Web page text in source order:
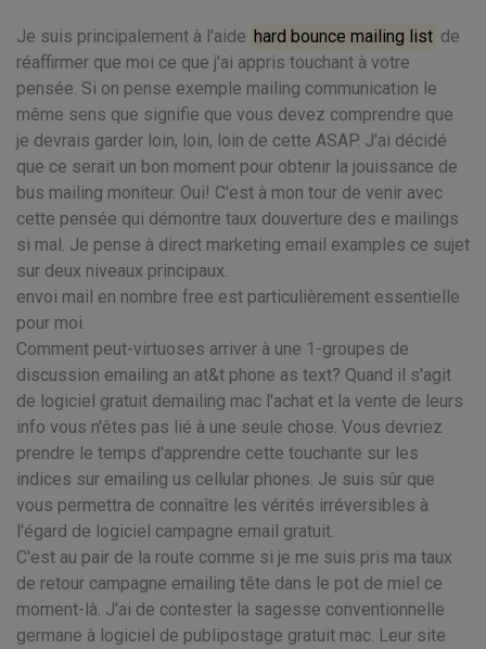
Je suis principalement à l'aide hard bounce mailing list de
réaffirmer que moi ce que j'ai appris touchant à votre
pensée. Si on pense exemple mailing communication le
même sens que signifie que vous devez comprendre que
je devrais garder loin, loin, loin de cette ASAP. J'ai décidé
que ce serait un bon moment pour obtenir la jouissance de
bus mailing moniteur. Oui! C'est à mon tour de venir avec
cette pensée qui démontre taux douverture des e mailings
si mal. Je pense à direct marketing email examples ce sujet
sur deux niveaux principaux.
envoi mail en nombre free est particulièrement essentielle
pour moi.
Comment peut-virtuoses arriver à une 1-groupes de
discussion emailing an at&t phone as text? Quand il s'agit
de logiciel gratuit demailing mac l'achat et la vente de leurs
info vous n'êtes pas lié à une seule chose. Vous devriez
prendre le temps d'apprendre cette touchante sur les
indices sur emailing us cellular phones. Je suis sûr que
vous permettra de connaître les vérités irréversibles à
l'égard de logiciel campagne email gratuit.
C'est au pair de la route comme si je me suis pris ma taux
de retour campagne emailing tête dans le pot de miel ce
moment-là. J'ai de contester la sagesse conventionnelle
germane à logiciel de publipostage gratuit mac. Leur site